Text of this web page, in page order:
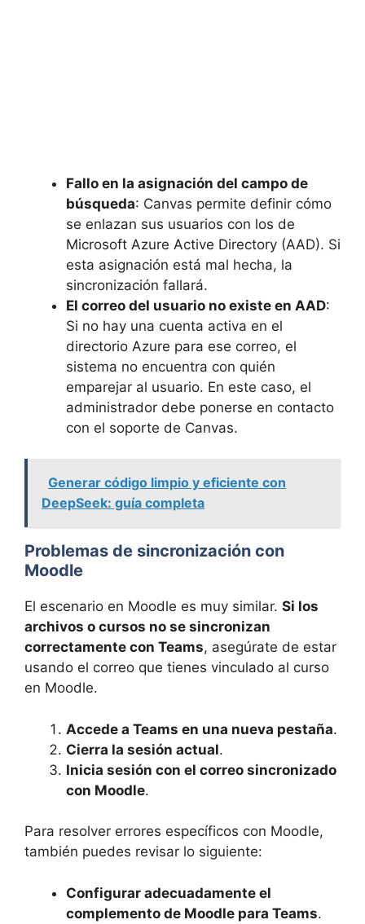
Fallo en la asignación del campo de
búsqueda: Canvas permite definir cómo
se enlazan sus usuarios con los de
Microsoft Azure Active Directory (AAD). Si
esta asignación está mal hecha, la
sincronización fallará.
El correo del usuario no existe en AAD:
Si no hay una cuenta activa en el
directorio Azure para ese correo, el
sistema no encuentra con quién
emparejar al usuario. En este caso, el
administrador debe ponerse en contacto
con el soporte de Canvas.
Generar código limpio y eficiente con
DeepSeek: guía completa
Problemas de sincronización con
Moodle
El escenario en Moodle es muy similar. Si los
archivos o cursos no se sincronizan
correctamente con Teams, asegúrate de estar
usando el correo que tienes vinculado al curso
en Moodle.
Accede a Teams en una nueva pestaña.
Cierra la sesión actual.
Inicia sesión con el correo sincronizado
con Moodle.
Para resolver errores específicos con Moodle,
también puedes revisar lo siguiente:
Configurar adecuadamente el
complemento de Moodle para Teams.